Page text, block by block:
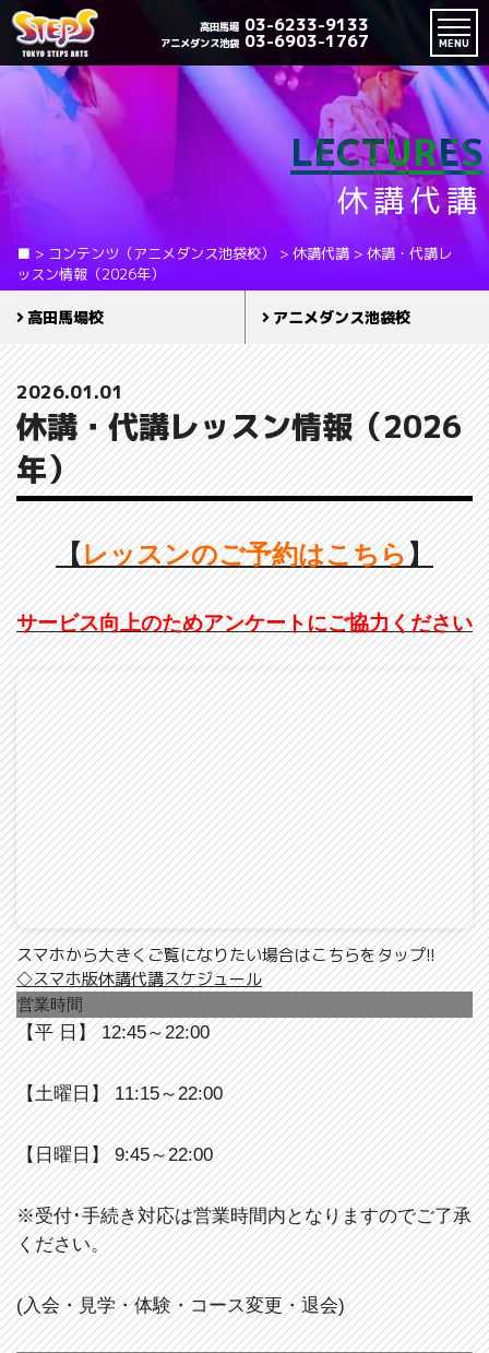
高田馬場 03-6233-9133
アニメダンス池袋 03-6903-1767 MENU
LECTURES
休講代講
■ > コンテンツ（アニメダンス池袋校） > 休講代講 > 休講・代講レ
ッスン情報（2026年）
高田馬場校 アニメダンス池袋校
2026.01.01
休講・代講レッスン情報（2026
年）
【レッスンのご予約はこちら】
サービス向上のためアンケートにご協力ください
スマホから大きくご覧になりたい場合はこちらをタップ!!
◇スマホ版休講代講スケジュール
営業時間
【平 日】 12:45～22:00
【土曜日】 11:15～22:00
【日曜日】 9:45～22:00
※受付･手続き対応は営業時間内となりますのでご了承
ください。
(入会・見学・体験・コース変更・退会)